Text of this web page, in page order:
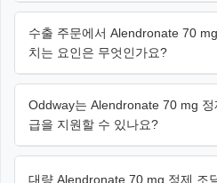
수출 주문에서 Alendronate 70
치는 요인은 무엇인가요?
Oddway는 Alendronate 70 mg
급을 지원할 수 있나요?
대량 Alendronate 70 mg 정제 조